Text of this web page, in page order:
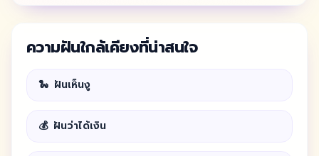
ความฝันใกล้เคียงที่น่าสนใจ
🐍 ฝันเห็นงู
💰 ฝันว่าได้เงิน